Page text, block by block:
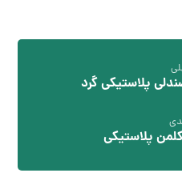
پلاستیکی گرد
پلاستیکی